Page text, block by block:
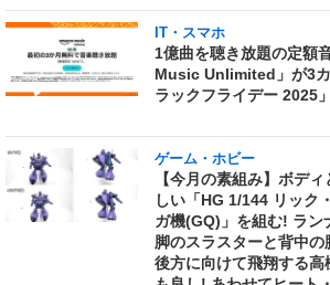
IT・スマホ
1億曲を聴き放題の定額
Music Unlimited」が3
ラックフライデー 2025
ゲーム・ホビー
【今月の素組み】ボデ
しい「HG 1/144 リック
ガ機(GQ)」を組む! ラン
脚のスラスターと背中
後方に向けて飛翔する